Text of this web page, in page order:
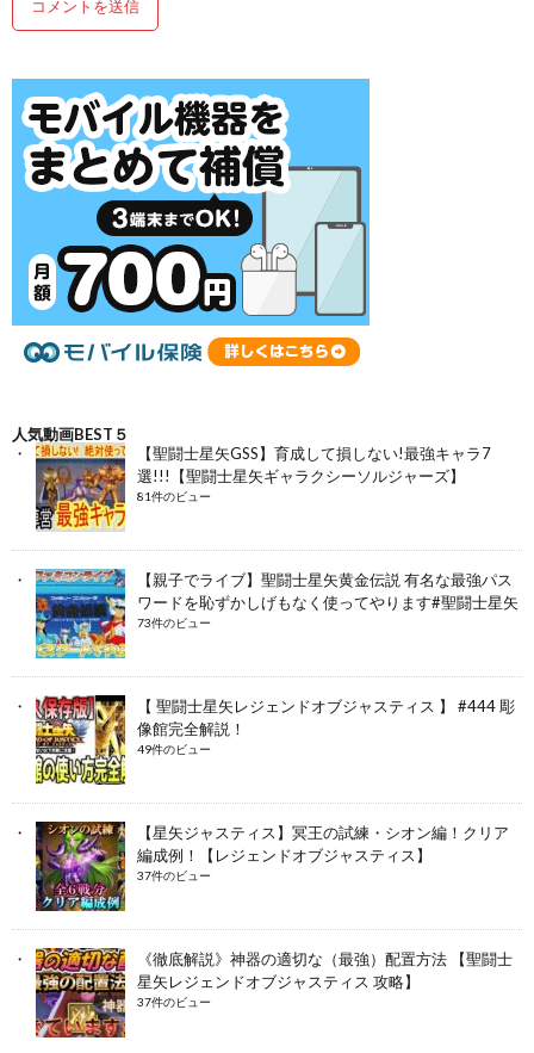
人気動画BEST５
【聖闘士星矢GSS】育成して損しない!最強キャラ7
選!!!【聖闘士星矢ギャラクシーソルジャーズ】
81件のビュー
【親子でライブ】聖闘士星矢黄金伝説 有名な最強パス
ワードを恥ずかしげもなく使ってやります#聖闘士星矢
73件のビュー
【 聖闘士星矢レジェンドオブジャスティス 】 #444 彫
像館完全解説！
49件のビュー
【星矢ジャスティス】冥王の試練・シオン編！クリア
編成例！【レジェンドオブジャスティス】
37件のビュー
《徹底解説》神器の適切な（最強）配置方法 【聖闘士
星矢レジェンドオブジャスティス 攻略】
37件のビュー